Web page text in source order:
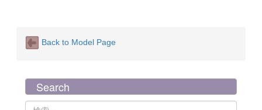
Back to Model Page
Search